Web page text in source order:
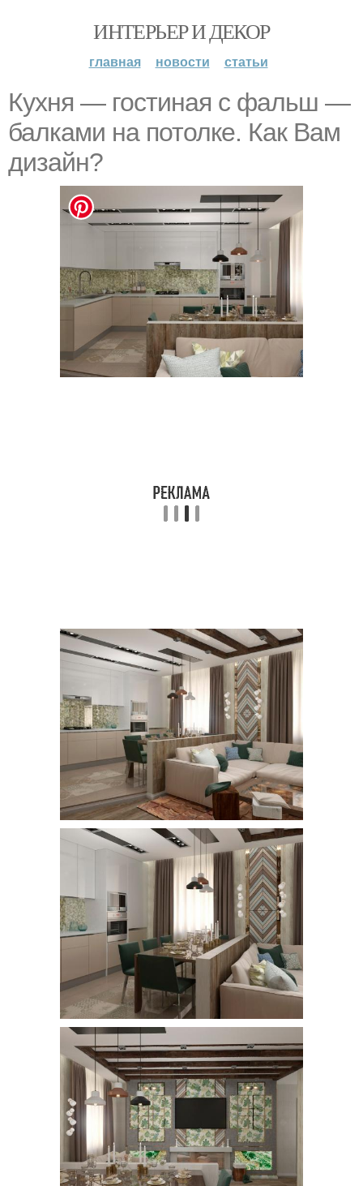
ИНТЕРЬЕР И ДЕКОР
главная новости статьи
Кухня — гостиная с фальш —
балками на потолке. Как Вам
дизайн?